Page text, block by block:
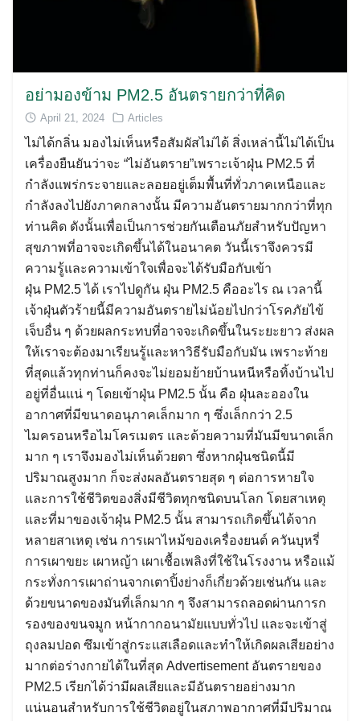
อย่ามองข้าม PM2.5 อันตรายกว่าที่คิด
April 21, 2024 Articles
ไม่ได้กลิ่น มองไม่เห็นหรือสัมผัสไม่ได้ สิ่งเหล่านี้ไม่ได้เป็น
เครื่องยืนยันว่าจะ “ไม่อันตราย”เพราะเจ้าฝุ่น PM2.5 ที่
กำลังแพร่กระจายและลอยอยู่เต็มพื้นที่ทั่วภาคเหนือและ
กำลังลงไปยังภาคกลางนั้น มีความอันตรายมากกว่าที่ทุก
ท่านคิด ดังนั้นเพื่อเป็นการช่วยกันเตือนภัยสำหรับปัญหา
สุขภาพที่อาจจะเกิดขึ้นได้ในอนาคต วันนี้เราจึงควรมี
ความรู้และความเข้าใจเพื่อจะได้รับมือกับเข้า
ฝุ่น PM2.5 ได้ เราไปดูกัน ฝุ่น PM2.5 คืออะไร ณ เวลานี้
เจ้าฝุ่นตัวร้ายนี้มีความอันตรายไม่น้อยไปกว่าโรคภัยไข้
เจ็บอื่น ๆ ด้วยผลกระทบที่อาจจะเกิดขึ้นในระยะยาว ส่งผล
ให้เราจะต้องมาเรียนรู้และหาวิธีรับมือกับมัน เพราะท้าย
ที่สุดแล้วทุกท่านก็คงจะไม่ยอมย้ายบ้านหนีหรือทิ้งบ้านไป
อยู่ที่อื่นแน่ ๆ โดยเข้าฝุ่น PM2.5 นั้น คือ ฝุ่นละอองใน
อากาศที่มีขนาดอนุภาคเล็กมาก ๆ ซึ่งเล็กกว่า 2.5
ไมครอนหรือไมโครเมตร และด้วยความที่มันมีขนาดเล็ก
มาก ๆ เราจึงมองไม่เห็นด้วยตา ซึ่งหากฝุ่นชนิดนี้มี
ปริมาณสูงมาก ก็จะส่งผลอันตรายสุด ๆ ต่อการหายใจ
และการใช้ชีวิตของสิ่งมีชีวิตทุกชนิดบนโลก โดยสาเหตุ
และที่มาของเจ้าฝุ่น PM2.5 นั้น สามารถเกิดขึ้นได้จาก
หลายสาเหตุ เช่น การเผาไหม้ของเครื่องยนต์ ควันบุหรี่
การเผาขยะ เผาหญ้า เผาเชื้อเพลิงที่ใช้ในโรงงาน หรือแม้
กระทั่งการเผาถ่านจากเตาปิ้งย่างก็เกี่ยวด้วยเช่นกัน และ
ด้วยขนาดของมันที่เล็กมาก ๆ จึงสามารถลอดผ่านการก
รองของขนจมูก หน้ากากอนามัยแบบทั่วไป และจะเข้าสู่
ถุงลมปอด ซึมเข้าสู่กระแสเลือดและทำให้เกิดผลเสียอย่าง
มากต่อร่างกายได้ในที่สุด Advertisement อันตรายของ
PM2.5 เรียกได้ว่ามีผลเสียและมีอันตรายอย่างมาก
แน่นอนสำหรับการใช้ชีวิตอยู่ในสภาพอากาศที่มีปริมาณ